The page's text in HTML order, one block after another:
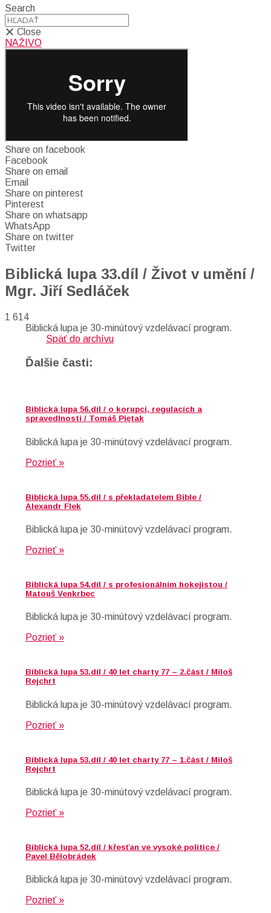
Search
Close
NAŽIVO
Share on facebook
Facebook
Share on email
Email
Share on pinterest
Pinterest
Share on whatsapp
WhatsApp
Share on twitter
Twitter
Biblická lupa 33.díl / Život v umění /
Mgr. Jiří Sedláček
1 614
Biblická lupa je 30-minútový vzdelávací program.
Späť do archívu
Ďalšie časti:
Biblická lupa 56.díl / o korupci, regulacích a
spravedlnosti / Tomáš Piętak
Biblická lupa je 30-minútový vzdelávací program.
Pozrieť »
Biblická lupa 55.díl / s překladatelem Bible /
Alexandr Flek
Biblická lupa je 30-minútový vzdelávací program.
Pozrieť »
Biblická lupa 54.díl / s profesionálním hokejistou /
Matouš Venkrbec
Biblická lupa je 30-minútový vzdelávací program.
Pozrieť »
Biblická lupa 53.díl / 40 let charty 77 – 2.část / Miloš
Rejchrt
Biblická lupa je 30-minútový vzdelávací program.
Pozrieť »
Biblická lupa 53.díl / 40 let charty 77 – 1.část / Miloš
Rejchrt
Biblická lupa je 30-minútový vzdelávací program.
Pozrieť »
Biblická lupa 52.díl / křesťan ve vysoké politice /
Pavel Bělobrádek
Biblická lupa je 30-minútový vzdelávací program.
Pozrieť »